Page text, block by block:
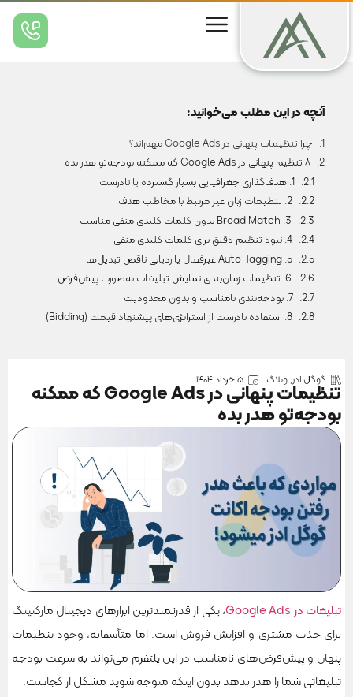
آنچه در این مطلب می‌خوانید:
چرا تنظیمات پنهانی در Google Ads مهم‌اند؟
۸ تنظیم پنهانی در Google Ads که ممکنه بودجه‌تو هدر بده
1. هدف‌گذاری جغرافیایی بسیار گسترده یا نادرست
2. تنظیمات زبان غیر مرتبط با مخاطب هدف
3. Broad Match بدون کلمات کلیدی منفی مناسب
4. نبود تنظیم دقیق برای کلمات کلیدی منفی
5. Auto-Tagging غیرفعال یا ردیابی ناقص تبدیل‌ها
6. تنظیمات زمان‌بندی نمایش تبلیغات به‌صورت پیش‌فرض
7. بودجه‌بندی نامناسب و بدون محدودیت
8. استفاده نادرست از استراتژی‌های پیشنهاد قیمت (Bidding)
گوگل ادز,وبلاگ ۵ خرداد ۱۴۰۴
تنظیمات پنهانی در Google Ads که ممکنه
بودجه‌تو هدر بده
تبلیغات در Google Ads
، یکی از قدرتمندترین ابزارهای دیجیتال مارکتینگ
برای جذب مشتری و افزایش فروش است. اما متأسفانه، وجود تنظیمات
پنهان و پیش‌فرض‌های نامناسب در این پلتفرم می‌تواند به سرعت بودجه
تبلیغاتی شما را هدر بدهد بدون اینکه متوجه شوید مشکل از کجاست.